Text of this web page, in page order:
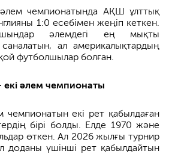
чемпионатында АҚШ ұлттық
1:0 есебімен жеңіп кеткен.
әлемдегі ең мықты
ал америкалықтардың
футболшылар болған.
екі әлем чемпионаты
чемпионатын екі рет қабылдаған
бірі болды. Елде 1970 және
өткен. Ал 2026 жылғы турнир
доданы үшінші рет қабылдайтын